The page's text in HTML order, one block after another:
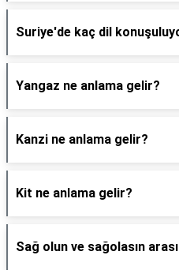
Suriye'de kaç dil
Yangaz ne anlama gelir?
Kanzi ne anlama gelir?
Kit ne anlama gelir?
Sağ olun ve sağolasın